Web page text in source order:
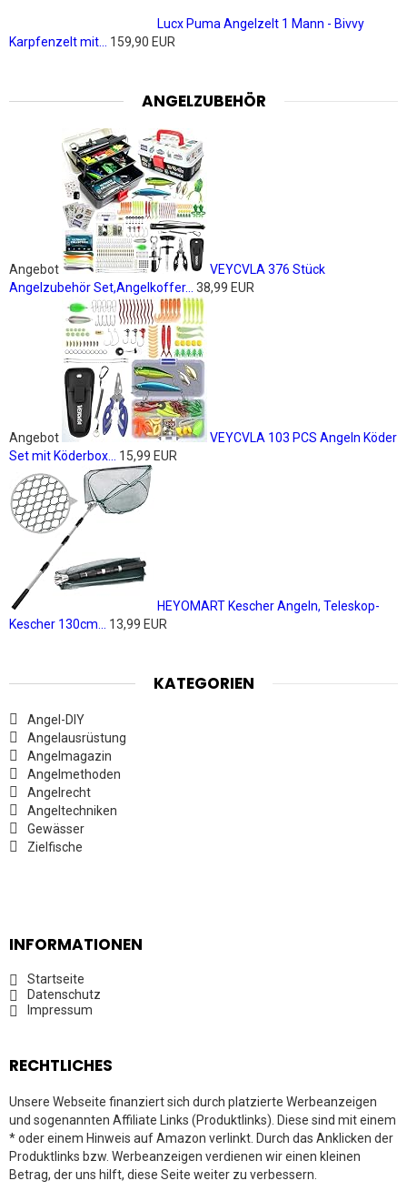
Lucx Puma Angelzelt 1 Mann - Bivvy
Karpfenzelt mit...
159,90 EUR
ANGELZUBEHÖR
Angebot
VEYCVLA 376 Stück
Angelzubehör Set,Angelkoffer...
38,99 EUR
Angebot
VEYCVLA 103 PCS Angeln Köder
Set mit Köderbox...
15,99 EUR
HEYOMART Kescher Angeln, Teleskop-
Kescher 130cm...
13,99 EUR
KATEGORIEN
Angel-DIY
Angelausrüstung
Angelmagazin
Angelmethoden
Angelrecht
Angeltechniken
Gewässer
Zielfische
INFORMATIONEN
Startseite
Datenschutz
Impressum
RECHTLICHES
Unsere Webseite finanziert sich durch platzierte Werbeanzeigen
und sogenannten Affiliate Links (Produktlinks). Diese sind mit einem
* oder einem Hinweis auf Amazon verlinkt. Durch das Anklicken der
Produktlinks bzw. Werbeanzeigen verdienen wir einen kleinen
Betrag, der uns hilft, diese Seite weiter zu verbessern.